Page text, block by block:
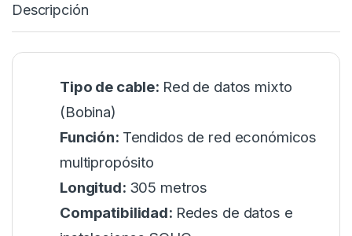
Descripción
Tipo de cable: Red de datos mixto
(Bobina)
Función: Tendidos de red económicos
multipropósito
Longitud: 305 metros
Compatibilidad: Redes de datos e